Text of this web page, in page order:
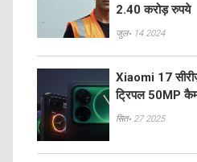
2.40 करोड़ रुपये
जुल॰ 14 2024
Xiaomi 17
ट्रिपल 50MP
सित॰ 27 2025